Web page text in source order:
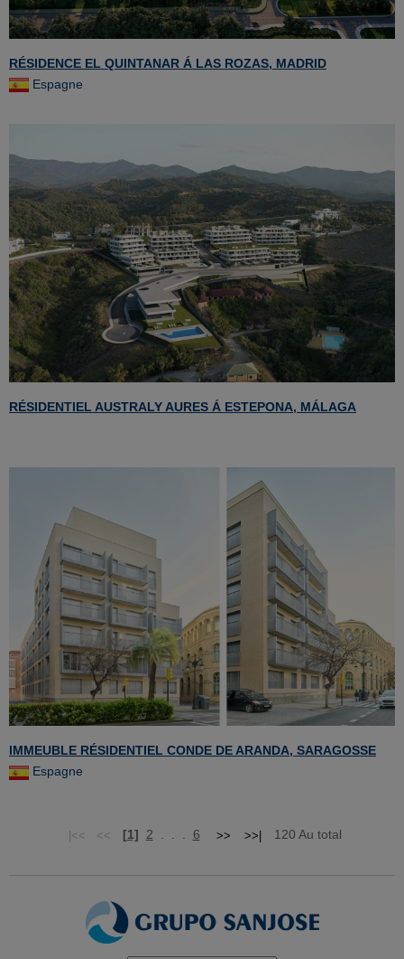
RÉSIDENCE EL QUINTANAR Á LAS ROZAS, MADRID
Espagne
RÉSIDENTIEL AUSTRALY AURES Á ESTEPONA, MÁLAGA
IMMEUBLE RÉSIDENTIEL CONDE DE ARANDA, SARAGOSSE
Espagne
[1] 2 . . . 6 120 Au total